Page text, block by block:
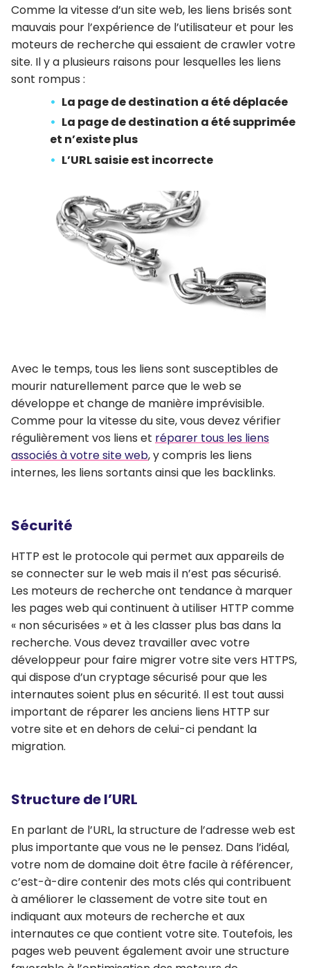
Comme la vitesse d’un site web, les liens brisés sont
mauvais pour l’expérience de l’utilisateur et pour les
moteurs de recherche qui essaient de crawler votre
site. Il y a plusieurs raisons pour lesquelles les liens
sont rompus :
La page de destination a été déplacée
La page de destination a été supprimée
et n’existe plus
L’URL saisie est incorrecte
Avec le temps, tous les liens sont susceptibles de
mourir naturellement parce que le web se
développe et change de manière imprévisible.
Comme pour la vitesse du site, vous devez vérifier
régulièrement vos liens et réparer tous les liens
associés à votre site web, y compris les liens
internes, les liens sortants ainsi que les backlinks.
Sécurité
HTTP est le protocole qui permet aux appareils de
se connecter sur le web mais il n’est pas sécurisé.
Les moteurs de recherche ont tendance à marquer
les pages web qui continuent à utiliser HTTP comme
« non sécurisées » et à les classer plus bas dans la
recherche. Vous devez travailler avec votre
développeur pour faire migrer votre site vers HTTPS,
qui dispose d’un cryptage sécurisé pour que les
internautes soient plus en sécurité. Il est tout aussi
important de réparer les anciens liens HTTP sur
votre site et en dehors de celui-ci pendant la
migration.
Structure de l’URL
En parlant de l’URL, la structure de l’adresse web est
plus importante que vous ne le pensez. Dans l’idéal,
votre nom de domaine doit être facile à référencer,
c’est-à-dire contenir des mots clés qui contribuent
à améliorer le classement de votre site tout en
indiquant aux moteurs de recherche et aux
internautes ce que contient votre site. Toutefois, les
pages web peuvent également avoir une structure